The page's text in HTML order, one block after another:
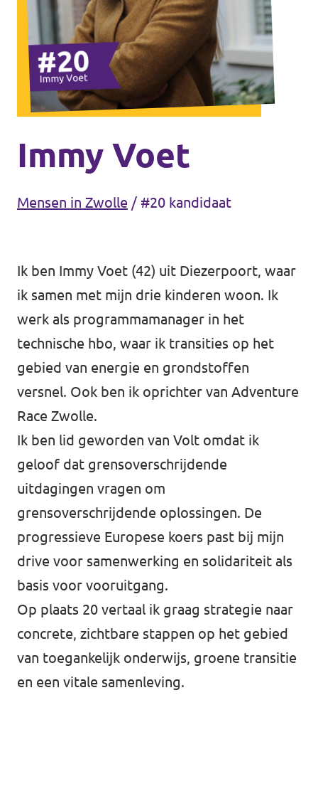
Agenda
Gemeenteraadsverkiezingen 2026
Doneer
Almelo
Enschede
Hengelo
Zwolle
Immy Voet
Mensen in Zwolle / #20 kandidaat
Ik ben Immy Voet (42) uit Diezerpoort, waar
ik samen met mijn drie kinderen woon. Ik
werk als programmamanager in het
technische hbo, waar ik transities op het
gebied van energie en grondstoffen
versnel. Ook ben ik oprichter van Adventure
Race Zwolle.
Ik ben lid geworden van Volt omdat ik
geloof dat grensoverschrijdende
uitdagingen vragen om
grensoverschrijdende oplossingen. De
progressieve Europese koers past bij mijn
drive voor samenwerking en solidariteit als
basis voor vooruitgang.
Op plaats 20 vertaal ik graag strategie naar
concrete, zichtbare stappen op het gebied
van toegankelijk onderwijs, groene transitie
en een vitale samenleving.